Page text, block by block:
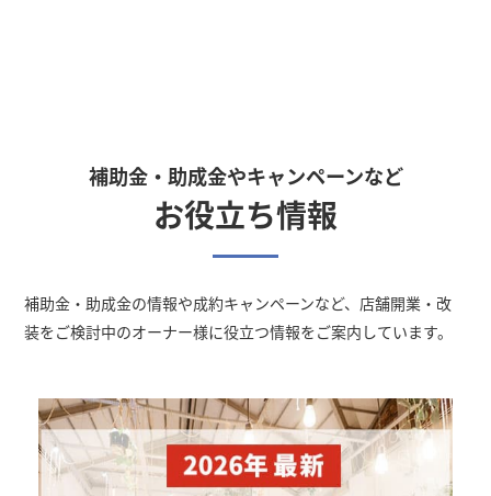
補助金・助成金やキャンペーンなど
お役立ち情報
補助金・助成金の情報や成約キャンペーンなど、店舗開業・改
装をご検討中のオーナー様に役立つ情報をご案内しています。